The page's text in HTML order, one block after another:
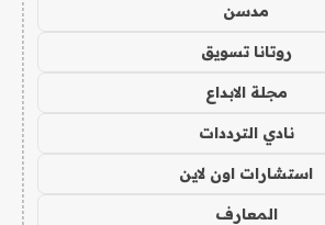
مدسن
روتانا تسويق
مجلة الابداع
نادي الترددات
استشارات اون لاين
المعارف